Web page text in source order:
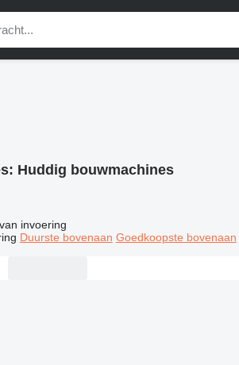
Huddig bouwmachines
invoering
Duurste bovenaan Goedkoopste bovenaan